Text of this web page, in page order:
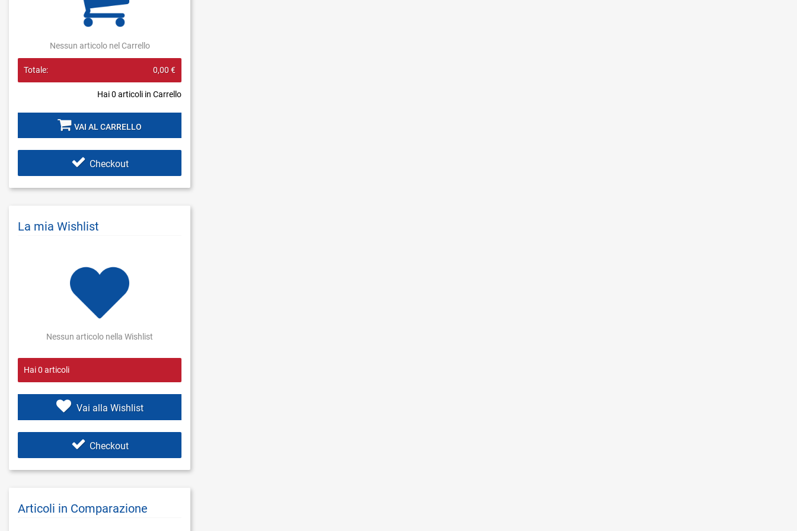
Nessun articolo nel Carrello
Hai0 articoli in Carrello
Totale: 0,00 €
VAI AL CARRELLO
Checkout
La mia Wishlist
Nessun articolo nella Wishlist
Hai0 articoli
Vai alla Wishlist
Checkout
Articoli in Comparazione